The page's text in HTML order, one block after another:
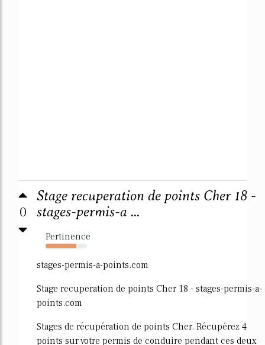
0
Stage recuperation de points Cher 18 -
stages-permis-a ...
Pertinence
74%
stages-permis-a-points.com
Stage recuperation de points Cher 18 - stages-permis-a-
points.com
Stages de récupération de points Cher. Récupérez 4
points sur votre permis de conduire pendant ces deux